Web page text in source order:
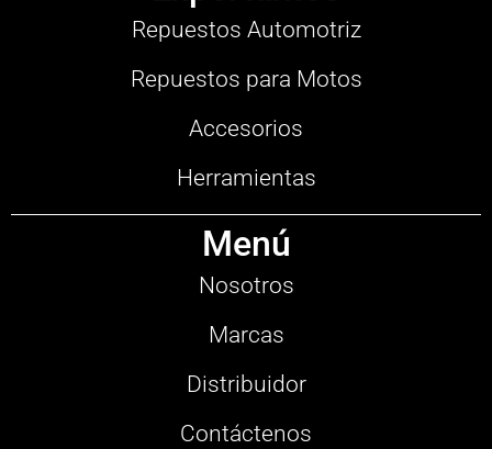
Repuestos Automotriz
Repuestos para Motos
Accesorios
Herramientas
Menú
Nosotros
Marcas
Distribuidor
Contáctenos